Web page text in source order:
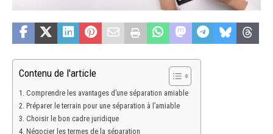
Contenu de l'article
Comprendre les avantages d’une séparation amiable
Préparer le terrain pour une séparation à l’amiable
Choisir le bon cadre juridique
Négocier les termes de la séparation